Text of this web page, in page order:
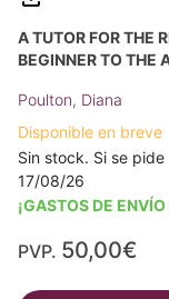
A TUTOR FOR THE
BEGINNER TO THE
Poulton, Diana
Disponible en breve
Sin stock. Si se
17/08/26
¡GASTOS DE
PVP. 50,00€